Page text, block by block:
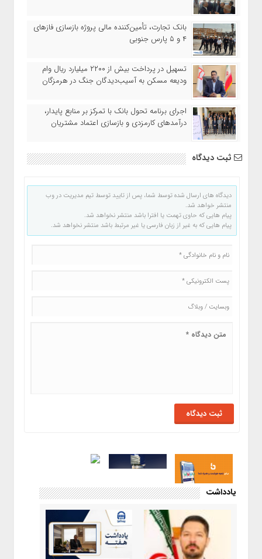
بانک تجارت، تأمین‌کننده مالی پروژه بازسازی فازهای
۴ و ۵ پارس جنوبی
تسهیل در پرداخت بیش از ۲۲۰۰ میلیارد ریال وام
ودیعه مسکن به آسیب‌دیدگان جنگ در هرمزگان
اجرای برنامه تحول بانک با تمرکز بر منابع پایدار،
درآمدهای کارمزدی و بازسازی اعتماد مشتریان
ثبت دیدگاه
دیدگاه های ارسال شده توسط شما، پس از تایید توسط تیم مدیریت در وب
منتشر خواهد شد.
پیام هایی که حاوی تهمت یا افترا باشد منتشر نخواهد شد.
پیام هایی که به غیر از زبان فارسی یا غیر مرتبط باشد منتشر نخواهد شد.
یادداشت